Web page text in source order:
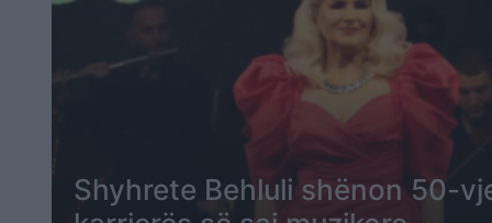
Shyhrete Behluli shënon 50-